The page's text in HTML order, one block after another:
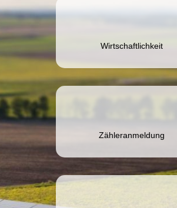
Wirtschaftlichkeit
Zähleranmeldung